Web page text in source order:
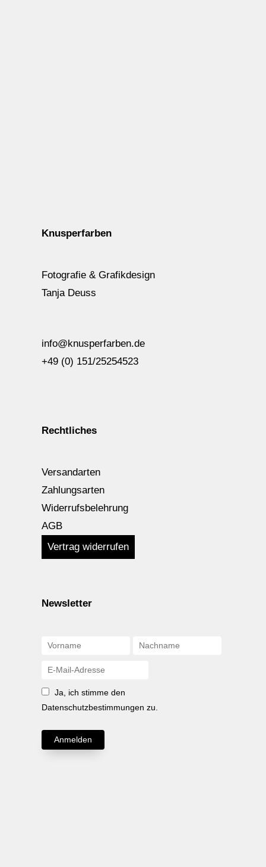
Knusperfarben
Fotografie & Grafikdesign
Tanja Deuss
info@knusperfarben.de
+49 (0) 151/25254523
Rechtliches
Versandarten
Zahlungsarten
Widerrufsbelehrung
AGB
Vertrag widerrufen
Newsletter
Ja, ich stimme den
Datenschutzbestimmungen zu.
Anmelden